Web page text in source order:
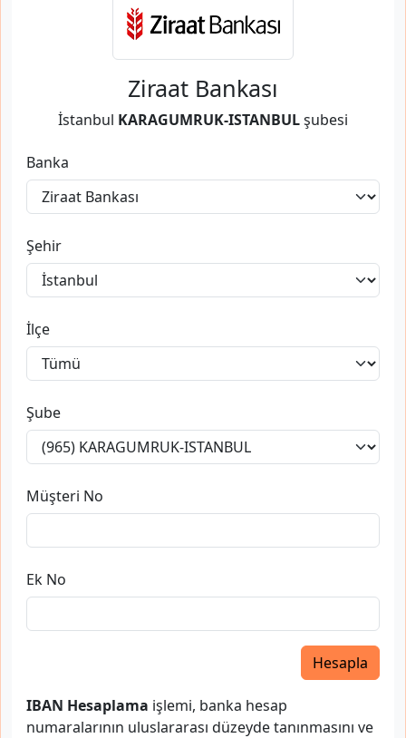
Ziraat Bankası
İstanbul KARAGUMRUK-ISTANBULşubesi
Banka
Şehir
İlçe
Şube
Müşteri No
Ek No
Hesapla
IBAN Hesaplama işlemi, banka hesap
numaralarının uluslararası düzeyde tanınmasını ve